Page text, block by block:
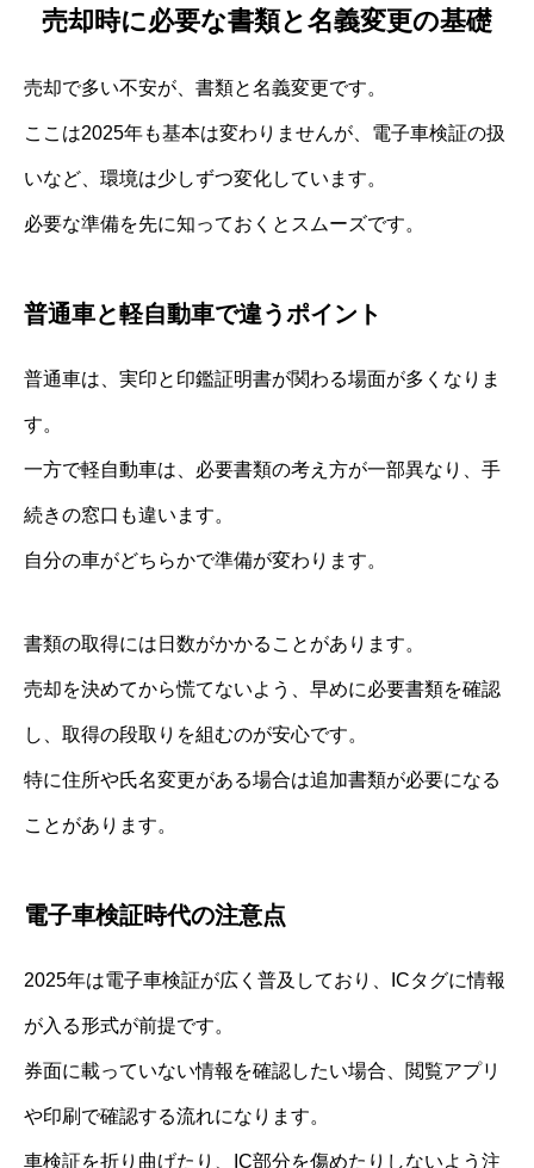
売却時に必要な書類と名義変更の基礎
売却で多い不安が、書類と名義変更です。
ここは2025年も基本は変わりませんが、電子車検証の扱
いなど、環境は少しずつ変化しています。
必要な準備を先に知っておくとスムーズです。
普通車と軽自動車で違うポイント
普通車は、実印と印鑑証明書が関わる場面が多くなりま
す。
一方で軽自動車は、必要書類の考え方が一部異なり、手
続きの窓口も違います。
自分の車がどちらかで準備が変わります。
書類の取得には日数がかかることがあります。
売却を決めてから慌てないよう、早めに必要書類を確認
し、取得の段取りを組むのが安心です。
特に住所や氏名変更がある場合は追加書類が必要になる
ことがあります。
電子車検証時代の注意点
2025年は電子車検証が広く普及しており、ICタグに情報
が入る形式が前提です。
券面に載っていない情報を確認したい場合、閲覧アプリ
や印刷で確認する流れになります。
車検証を折り曲げたり、IC部分を傷めたりしないよう注